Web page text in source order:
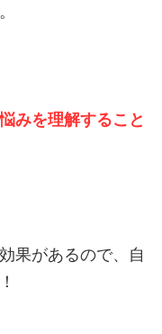
みを理解すること
果があるので、自